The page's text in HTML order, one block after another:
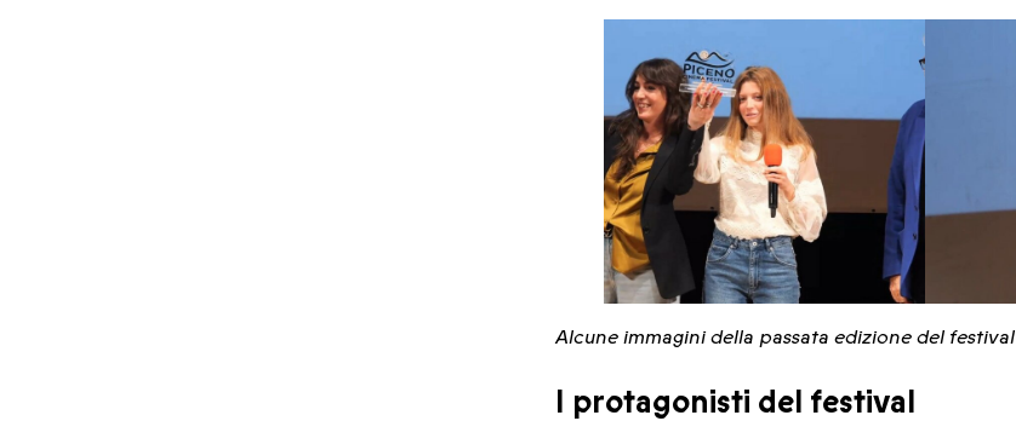
Alcune immagini della passata edizione del festival
I protagonisti del festival